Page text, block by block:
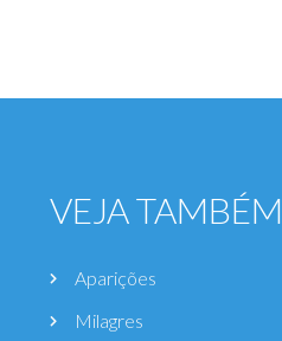
VEJA TAMBÉM
Aparições
Milagres